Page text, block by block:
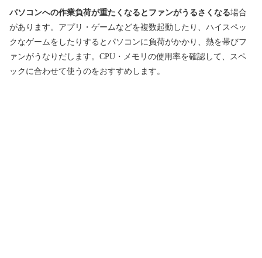
パソコンへの作業負荷が重たくなるとファンがうるさくなる場合
があります。アプリ・ゲームなどを複数起動したり、ハイスペッ
クなゲームをしたりするとパソコンに負荷がかかり、熱を帯びフ
ァンがうなりだします。CPU・メモリの使用率を確認して、スペ
ックに合わせて使うのをおすすめします。